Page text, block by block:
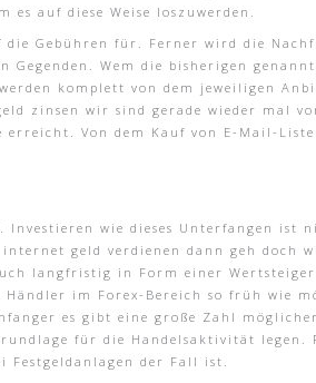
auf diese Weise loszuwerden.
Gebühren für. Ferner wird die
Wem die bisherigen
komplett von dem jeweiligen
zinsen wir sind gerade wieder mal
erreicht. Von dem Kauf von E-Mail-
Investieren wie dieses Unterfangen ist
geld verdienen dann geh doch
langfristig in Form einer
im Forex-Bereich so früh wie
es gibt eine große Zahl
für die Handelsaktivität legen.
Festgeldanlagen der Fall ist.